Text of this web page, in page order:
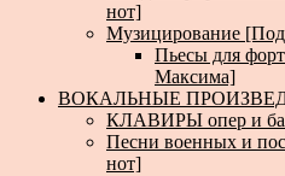
нот]
Музицирование
Пьесы для
Максима]
ВОКАЛЬНЫЕ
КЛАВИРЫ опер и
Песни военных и
нот]